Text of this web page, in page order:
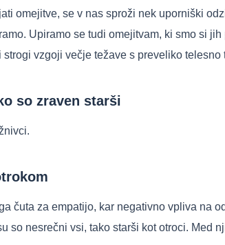
omejitve, se v nas sproži nek uporniški
Upiramo se tudi omejitvam, ki smo si
vzgoji večje težave s preveliko telesno
so zraven starši
čuta za empatijo, kar negativno vpliva na
nesrečni vsi, tako starši kot otroci. Med